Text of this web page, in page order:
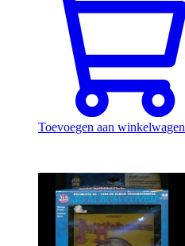
Toevoegen aan winkelwagen